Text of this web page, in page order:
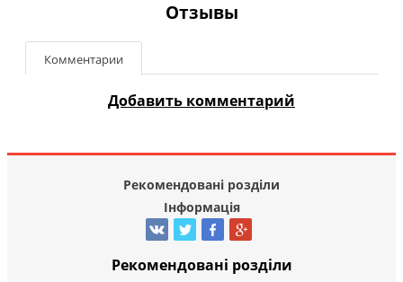
Отзывы
Комментарии
Добавить комментарий
Рекомендовані розділи
Інформація
Рекомендовані розділи